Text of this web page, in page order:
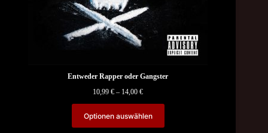
Entweder Rapper oder Gangster
10,99€ – 14,00€Price
through
14,00 €
Optionen auswählen